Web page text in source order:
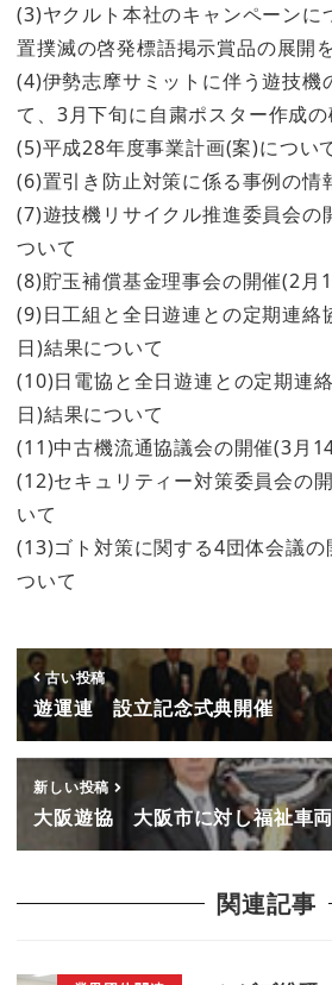
(3)ヤクルト本社のキャンペーンに
置撲滅の啓発標語掲示賞品の展開を
(4)伊勢志摩サミットに伴う遊技機
て、3月下旬に自粛ポスター作成の
(5)平成28年度事業計画(案)につい
(6)置引き防止対策に係る事例の情
(7)遊技機リサイクル推進委員会の
ついて
(8)貯玉補償基金理事会の開催(2月
(9)日工組と全日遊連との定期連絡
日)結果について
(10)日電協と全日遊連との定期連
日)結果について
(11)中古機流通協議会の開催(3月
(12)セキュリティー対策委員会の
いて
(13)ゴト対策に関する4団体会議
ついて
古い投稿
遊運連 設立記念式典開催
新しい投稿
大阪遊協 大阪市に対し福祉車
関連記事